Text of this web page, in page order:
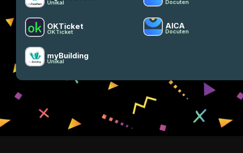
Unikal Docuten
OKTicket
OKTicket
AICA
Docuten
myBuilding
Unikal